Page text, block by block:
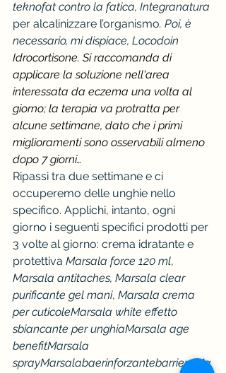
teknofat contro la fatica, Integranatura
per alcalinizzare l’organismo. Poi, è
necessario, mi dispiace, Locodoin
Idrocortisone. Si raccomanda di
applicare la soluzione nell'area
interessata da eczema una volta al
giorno; la terapia va protratta per
alcune settimane, dato che i primi
miglioramenti sono osservabili almeno
dopo 7 giorni…
Ripassi tra due settimane e ci
occuperemo delle unghie nello
specifico. Applichi, intanto, ogni
giorno i seguenti specifici prodotti per
3 volte al giorno: crema idratante e
protettiva Marsala force 120 ml,
Marsala antitaches, Marsala clear
purificante gel mani, Marsala crema
per cuticoleMarsala white effetto
sbiancante per unghiaMarsala age
benefitMarsala
sprayMarsalabaerinforzantebarrieraMa